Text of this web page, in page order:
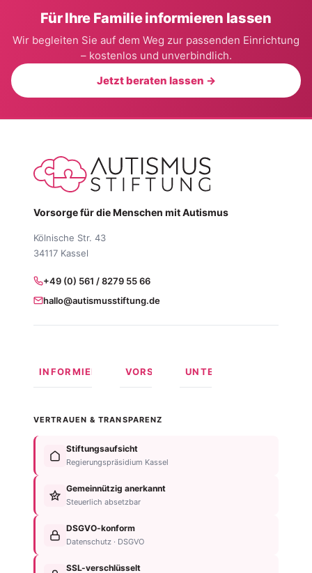
Für Ihre Familie informieren lassen
Wir begleiten Sie auf dem Weg zur passenden Einrichtung
– kostenlos und unverbindlich.
Jetzt beraten lassen →
Vorsorge für die Menschen mit Autismus
Kölnische Str. 43
34117 Kassel
+49 (0) 561 / 8279 55 66
hallo@autismusstiftung.de
INFORMIEREN
Formen
Autismus
Anzeichen
Diagnose
Betroffene
VORSORGEN
Behindertentestament
Im
Testament
Nachlassplanung
Zustiftung
Kind
absichern
UNTERSTÜTZEN
VERTRAUEN & TRANSPARENZ
Stiftungsaufsicht
Regierungspräsidium Kassel
Gemeinnützig anerkannt
Steuerlich absetzbar
DSGVO-konform
Datenschutz · DSGVO
SSL-verschlüsselt